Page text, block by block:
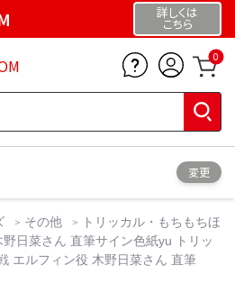
詳しくは
こちら
0
変更
その他
トリッカル・もちもちほ
日菜さん 直筆サイン色紙yu トリッ
エルフィン役 木野日菜さん 直筆